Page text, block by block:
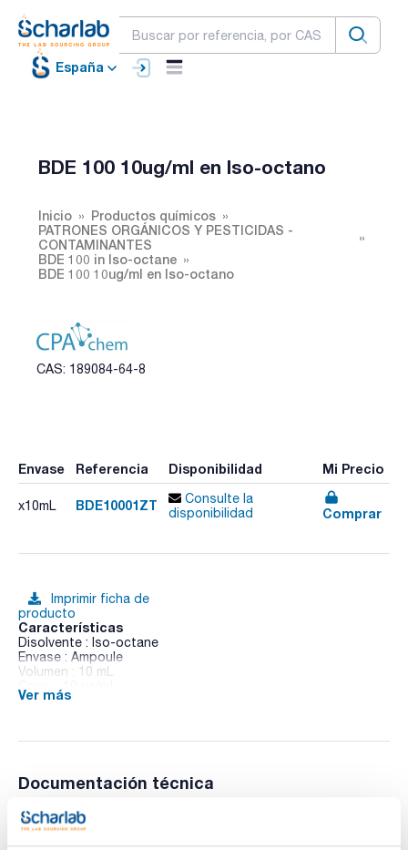
España
BDE 100 10ug/ml en Iso-octano
Inicio
Productos químicos
PATRONES ORGÁNICOS Y PESTICIDAS -
CONTAMINANTES
BDE 100 in Iso-octane
BDE 100 10ug/ml en Iso-octano
CAS: 189084-64-8
Envase Referencia Disponibilidad Mi Precio
x10mL BDE10001ZT
Consulte la
disponibilidad
Comprar
Imprimir ficha de
producto
Características
Disolvente : Iso-octane
Envase : Ampoule
Volumen : 10 mL
CAS : [189084-64-8]
Ver más
Documentación técnica
TDS / Ficha técnica